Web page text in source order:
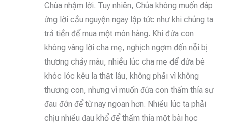
Chúa nhậm lời. Tuy nhiên, Chúa không muốn đáp
ứng lời cầu nguyện ngay lập tức như khi chúng ta
trả tiền để mua một món hàng. Khi đứa con
không vâng lời cha mẹ, nghịch ngợm đến nỗi bị
thương chảy máu, nhiều lúc cha mẹ để đứa bé
khóc lóc kêu la thật lâu, không phải vì không
thương con, nhưng vì muốn đứa con thấm thía sự
đau đớn để từ nay ngoan hơn. Nhiều lúc ta phải
chịu nhiều đau khổ để thấm thía một bài học